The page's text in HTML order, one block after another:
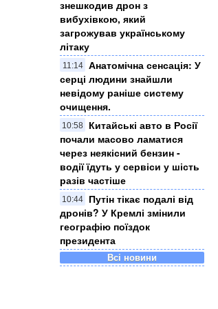
знешкодив дрон з
вибухівкою, який
загрожував українському
літаку
11:14
Анатомічна сенсація: У
серці людини знайшли
невідому раніше систему
очищення.
10:58
Китайські авто в Росії
почали масово ламатися
через неякісний бензин -
водії їдуть у сервіси у шість
разів частіше
10:44
Путін тікає подалі від
дронів? У Кремлі змінили
географію поїздок
президента
Всі новини